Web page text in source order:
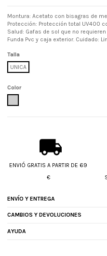
Montura: Acetato con bisagras de
Protección: Protección total UV400
Salud: Gafas de sol que no
Funda Pvc y caja exterior. Cuidado:
Talla
UNICA
Color
ENVIÓ GRATIS A PARTIR DE 69
€
ENVÍO Y ENTREGA
CAMBIOS Y DEVOLUCIONES
AYUDA